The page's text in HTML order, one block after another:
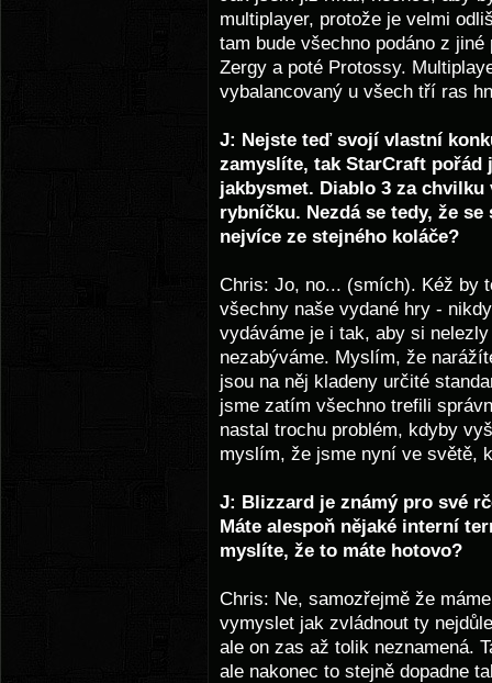
multiplayer, protože je velmi
tam bude všechno podáno z
Zergy a poté Protossy.
vybalancovaný u všech tří ras
J: Nejste teď svojí vlastní
zamyslíte, tak StarCraft pořád
jakbysmet. Diablo 3 za
rybníčku. Nezdá se tedy, že
nejvíce ze stejného koláče?
Chris: Jo, no... (smích). Kéž by
všechny naše vydané hry -
vydáváme je i tak, aby si
nezabýváme. Myslím, že
jsou na něj kladeny určité
jsme zatím všechno trefili
nastal trochu problém, kdyby
myslím, že jsme nyní ve světě,
J: Blizzard je známý pro své
Máte alespoň nějaké interní
myslíte, že to máte hotovo?
Chris: Ne, samozřejmě že
vymyslet jak zvládnout ty
ale on zas až tolik neznamená.
ale nakonec to stejně dopadne